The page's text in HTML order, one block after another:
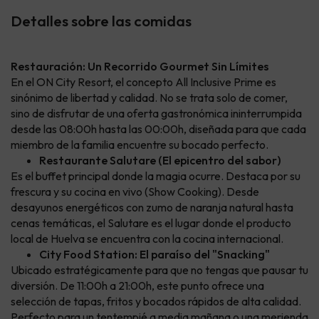
Detalles sobre las comidas
Restauración: Un Recorrido Gourmet Sin Límites
En el ON City Resort, el concepto All Inclusive Prime es
sinónimo de libertad y calidad. No se trata solo de comer,
sino de disfrutar de una oferta gastronómica ininterrumpida
desde las 08:00h hasta las 00:00h, diseñada para que cada
miembro de la familia encuentre su bocado perfecto.
Restaurante Salutare (El epicentro del sabor)
Es el buffet principal donde la magia ocurre. Destaca por su
frescura y su cocina en vivo (Show Cooking). Desde
desayunos energéticos con zumo de naranja natural hasta
cenas temáticas, el Salutare es el lugar donde el producto
local de Huelva se encuentra con la cocina internacional.
City Food Station: El paraíso del "Snacking"
Ubicado estratégicamente para que no tengas que pausar tu
diversión. De 11:00h a 21:00h, este punto ofrece una
selección de tapas, fritos y bocados rápidos de alta calidad.